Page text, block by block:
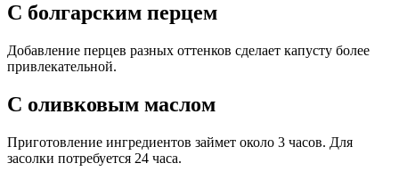
С болгарским перцем
Добавление перцев разных оттенков сделает капусту более
привлекательной.
С оливковым маслом
Приготовление ингредиентов займет около 3 часов. Для
засолки потребуется 24 часа.